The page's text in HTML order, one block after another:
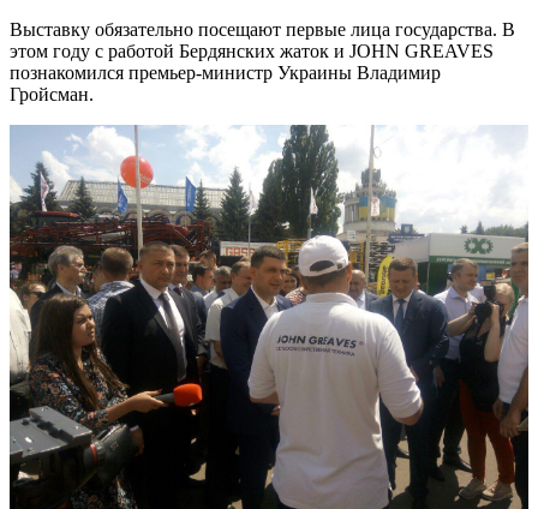
Выставку обязательно посещают первые лица государства. В
этом году с работой Бердянских жаток и JOHN GREAVES
познакомился премьер-министр Украины Владимир
Гройсман.